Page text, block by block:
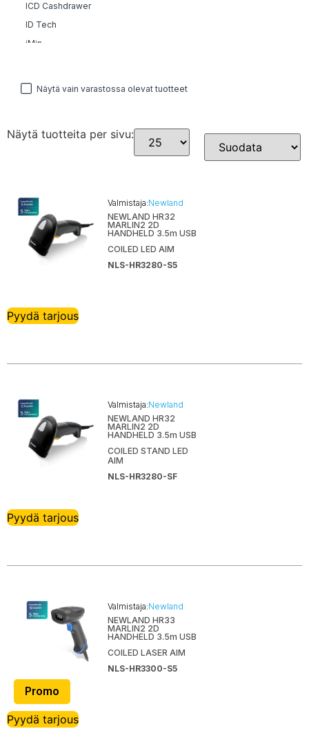
ICD Cashdrawer
ID Tech
iMin
Labelmate
Newland
Poindus
Point Mobile
Poly
Scantech-ID
Targus
Technoware
Teltonika
Toshiba
TSC
Unitech
Western Digital
Zyxel
Näytä vain varastossa olevat tuotteet
Näytä tuotteita per sivu: Sort Products
Valmistaja:Newland
NEWLAND HR32
MARLIN2 2D
HANDHELD 3.5m USB
COILED LED AIM
NLS-HR3280-S5
Pyydä tarjous
Valmistaja:Newland
NEWLAND HR32
MARLIN2 2D
HANDHELD 3.5m USB
COILED STAND LED
AIM
NLS-HR3280-SF
Pyydä tarjous
Promo
Valmistaja:Newland
NEWLAND HR33
MARLIN2 2D
HANDHELD 3.5m USB
COILED LASER AIM
NLS-HR3300-S5
Pyydä tarjous